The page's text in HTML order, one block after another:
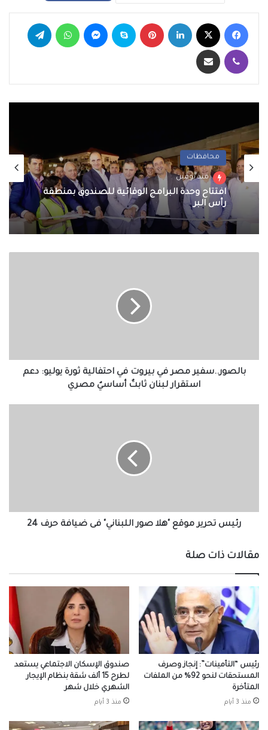
فيسبوك لينكدإن بينتيريست سكايب ماسنجر واتساب
ڤايبر مشاركة عبر البريد
محافظات
منذ يومين
افتتاح وحدة البرامج الوقائية للصندوق بمنطقة
رأس البر
دعم
استقراربالصور..سفير مصر في بيروت في احتفالية ثورة يوليو: دعم
استقرار لبنان ثابتٌ أساسيٌ مصري
حرف
رئيس تحرير موقع "هلا صور اللبناني" فى ضيافة حرف 24
مقالات ذات صلة
رئيس “التأمينات”: إنجاز وصرف
المستحقات لنحو 92% من الملفات
المتأخرة
منذ 3 أيام
صندوق الإسكان الاجتماعي يستعد
لطرح 15 ألف شقة بنظام الإيجار
الشهري خلال شهر
منذ 3 أيام